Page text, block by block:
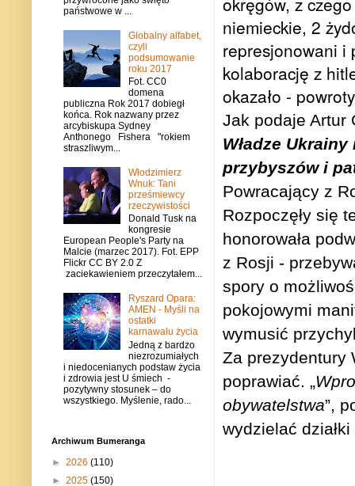
niemieckie, 2
represjonowani i
kolaborację z
okazało -
Jak podaje Artur
Władze
przybyszów i
Powracający z
Rozpoczęły się
honorowała
z Rosji -
spory o
pokojowymi
wymusić
Za prezydentury
poprawiać. „
obywatelstwa”,
wydzielać
państwowe w ...
Globalny alfabet,
czyli
podsumowanie
roku 2017
Fot. CC0
domena
publiczna Rok 2017 dobiegł
końca. Rok nazwany przez
arcybiskupa Sydney
Anthonego Fishera "rokiem
straszliwym...
Włodzimierz
Wnuk: Tani
prześmiewcy
rzeczywistości
Donald Tusk na
kongresie
European People's Party na
Malcie (marzec 2017). Fot. EPP
Flickr CC BY 2.0 Z
zaciekawieniem przeczytałem...
Ryszard Opara:
AMEN - Myśli na
ostatki
karnawału życia
Jedną z bardzo
niezrozumiałych
i niedocenianych podstaw życia
i zdrowia jest U śmiech -
pozytywny stosunek – do
wszystkiego. Myślenie, rado...
Archiwum Bumeranga
► 2026 (110)
► 2025 (150)